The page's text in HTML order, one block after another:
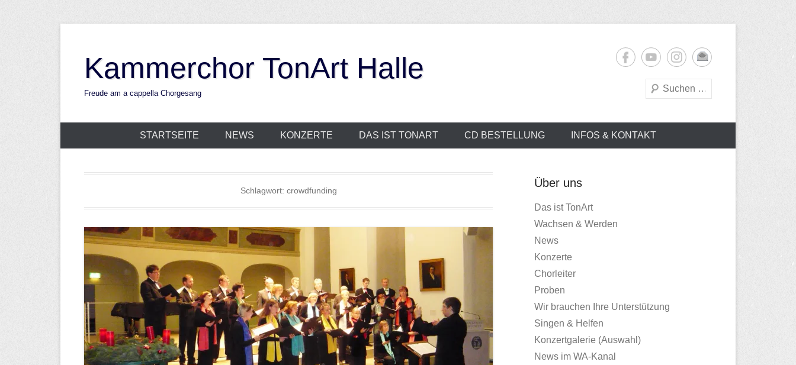
springenKammerchor TonArt Halle
Freude am a cappella Chorgesang
Suchen
STARTSEITE NEWS KONZERTE DAS IST TONART CD BESTELLUNG INFOS & KONTAKT
Schlagwort: crowdfunding
Über uns
Das ist TonArt
Wachsen & Werden
News
Konzerte
Chorleiter
Proben
Wir brauchen Ihre Unterstützung
Singen & Helfen
Konzertgalerie (Auswahl)
News im WA-Kanal